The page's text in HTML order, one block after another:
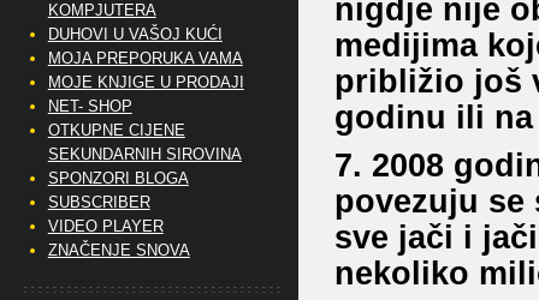
nigdje nije
medijima
približio još
godinu ili
7. 2008
povezuju se
sve jači i
nekoliko
KOMPJUTERA
DUHOVI U VAŠOJ KUĆI
MOJA PREPORUKA VAMA
MOJE KNJIGE U PRODAJI
NET- SHOP
OTKUPNE CIJENE
SEKUNDARNIH SIROVINA
SPONZORI BLOGA
SUBSCRIBER
VIDEO PLAYER
ZNAČENJE SNOVA